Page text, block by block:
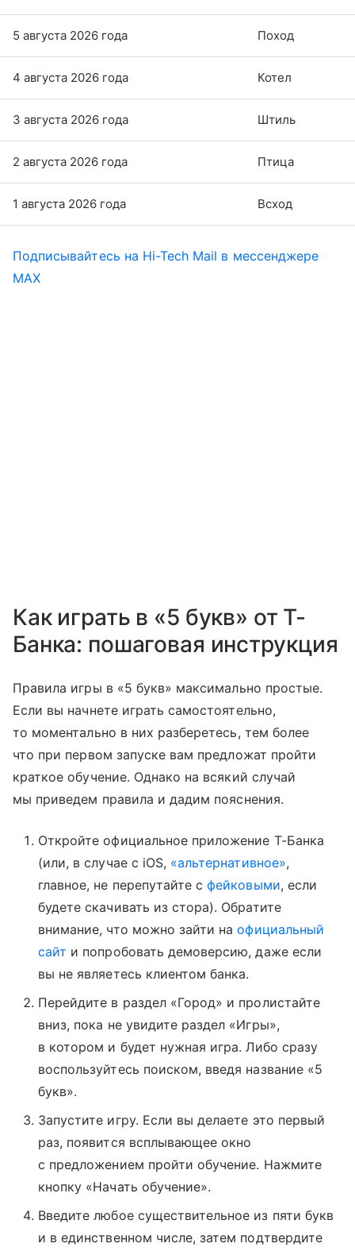
5 августа 2026 года Поход
4 августа 2026 года Котел
3 августа 2026 года Штиль
2 августа 2026 года Птица
1 августа 2026 года Всход
Подписывайтесь на Hi-Tech Mail в мессенджере
MAX
Как играть в «5 букв» от Т-
Банка: пошаговая инструкция
Правила игры в «5 букв» максимально простые.
Если вы начнете играть самостоятельно,
то моментально в них разберетесь, тем более
что при первом запуске вам предложат пройти
краткое обучение. Однако на всякий случай
мы приведем правила и дадим пояснения.
Откройте официальное приложение Т-Банка
(или, в случае с iOS, «альтернативное»,
главное, не перепутайте сфейковыми, если
будете скачивать из стора). Обратите
внимание, что можно зайти наофициальный
сайт и попробовать демоверсию, даже если
вы не являетесь клиентом банка.
Перейдите в раздел «Город» и пролистайте
вниз, пока не увидите раздел «Игры»,
в котором и будет нужная игра. Либо сразу
воспользуйтесь поиском, введя название «5
букв».
Запустите игру. Если вы делаете это первый
раз, появится всплывающее окно
с предложением пройти обучение. Нажмите
кнопку «Начать обучение».
Введите любое существительное из пяти букв
и в единственном числе, затем подтвердите